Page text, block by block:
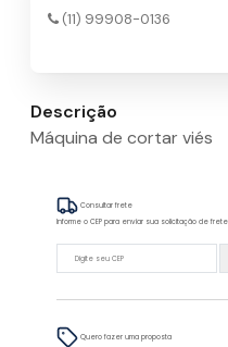
(11) 99908-0136
Descrição
Máquina de cortar viés
Consultar frete
Informe o CEP para enviar sua solicitação de
Quero fazer uma proposta